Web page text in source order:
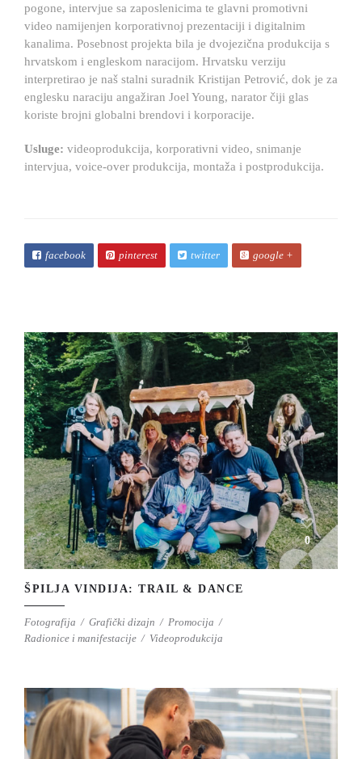
pogone, intervjue sa zaposlenicima te glavni promotivni
video namijenjen korporativnoj prezentaciji i digitalnim
kanalima. Posebnost projekta bila je dvojezična produkcija s
hrvatskom i engleskom naracijom. Hrvatsku verziju
interpretirao je naš stalni suradnik Kristijan Petrović, dok je za
englesku naraciju angažiran Joel Young, narator čiji glas
koriste brojni globalni brendovi i korporacije.
Usluge: videoprodukcija, korporativni video, snimanje
intervjua, voice-over produkcija, montaža i postprodukcija.
facebook pinterest twitter google +
0
ŠPILJA VINDIJA: TRAIL & DANCE
Fotografija Grafički dizajn
Promocija
Radionice i manifestacije
Videoprodukcija